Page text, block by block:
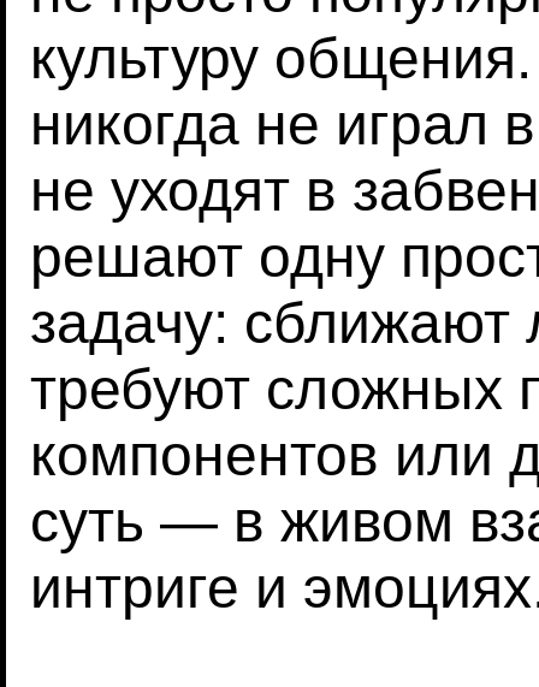
культуру
никогда не играл
не уходят в
решают одну
задачу:
требуют сложных
компонентов или
суть — в живом
интриге и